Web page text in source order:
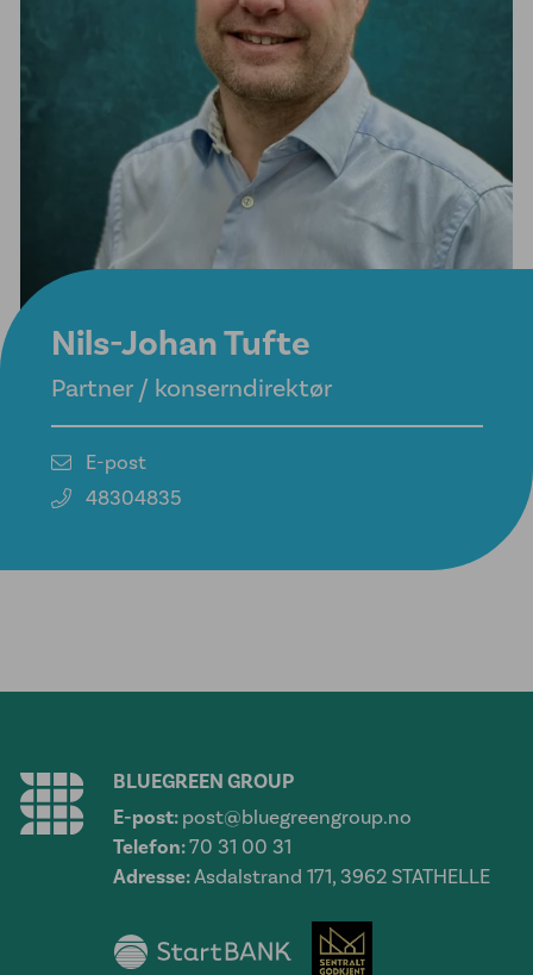
Nils-Johan Tufte
Partner / konserndirektør
E-post
48304835
BLUEGREEN GROUP
E-post: post@bluegreengroup.no
Telefon:70 31 00 31
Adresse:Asdalstrand 171, 3962 STATHELLE